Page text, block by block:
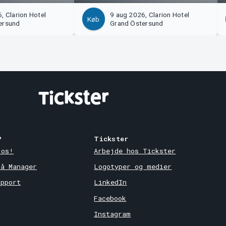
Clarion Hotel
Køb
9 aug 2026, Clarion Hotel
Grand Östersund
Manager
Tickster
Arbejde hos Tickster
Logotyper og medier
LinkedIn
Facebook
Instagram